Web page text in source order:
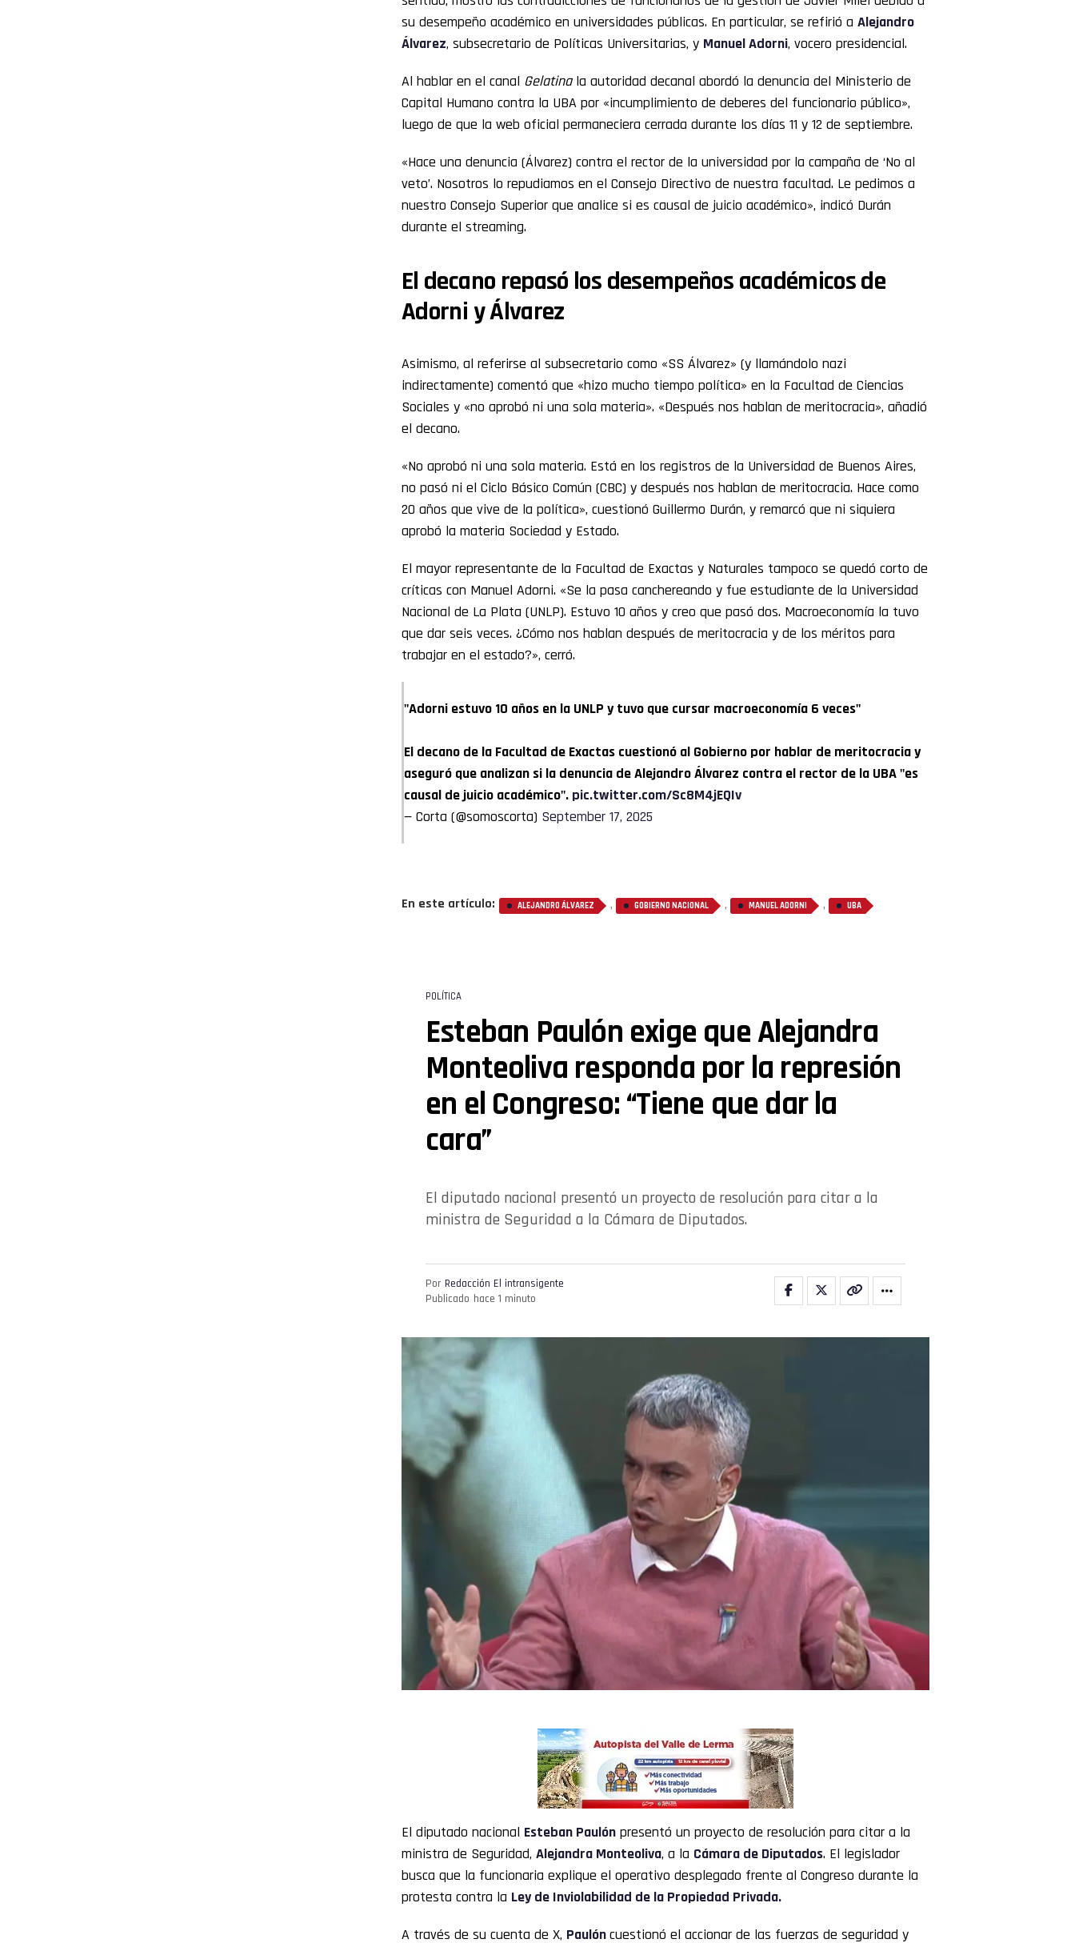
su desempeño académico en universidades públicas. En particular, se refirió a Alejandro
Álvarez, subsecretario de Políticas Universitarias, y Manuel Adorni, vocero presidencial.
Al hablar en el canal Gelatinala autoridad decanal abordó la denuncia del Ministerio de
Capital Humano contra la UBA por «incumplimiento de deberes del funcionario público»,
luego de que la web oficial permaneciera cerrada durante los días 11 y 12 de septiembre.
«Hace una denuncia (Álvarez) contra el rector de la universidad por la campaña de ‘No al
veto’. Nosotros lo repudiamos en el Consejo Directivo de nuestra facultad. Le pedimos a
nuestro Consejo Superior que analice si es causal de juicio académico», indicó Durán
durante el streaming.
El decano repasó los desempeños académicos de
Adorni y Álvarez
Asimismo, al referirse al subsecretario como «SS Álvarez» (y llamándolo nazi
indirectamente) comentó que «hizo mucho tiempo política» en la Facultad de Ciencias
Sociales y «no aprobó ni una sola materia». «Después nos hablan de meritocracia», añadió
el decano.
«No aprobó ni una sola materia. Está en los registros de la Universidad de Buenos Aires,
no pasó ni el Ciclo Básico Común (CBC) y después nos hablan de meritocracia. Hace como
20 años que vive de la política», cuestionó Guillermo Durán, y remarcó que ni siquiera
aprobó la materia Sociedad y Estado.
El mayor representante de la Facultad de Exactas y Naturales tampoco se quedó corto de
críticas con Manuel Adorni. «Se la pasa canchereando y fue estudiante de la Universidad
Nacional de La Plata (UNLP). Estuvo 10 años y creo que pasó dos. Macroeconomía la tuvo
que dar seis veces. ¿Cómo nos hablan después de meritocracia y de los méritos para
trabajar en el estado?», cerró.
"Adorni estuvo 10 años en la UNLP y tuvo que cursar macroeconomía 6 veces"
El decano de la Facultad de Exactas cuestionó al Gobierno por hablar de meritocracia y
aseguró que analizan si la denuncia de Alejandro Álvarez contra el rector de la UBA "es
causal de juicio académico". pic.twitter.com/Sc8M4jEQIv
— Corta (@somoscorta) September 17, 2025
En este artículo: ALEJANDRO ÁLVAREZ , GOBIERNO NACIONAL , MANUEL ADORNI , UBA
POLÍTICA
Esteban Paulón exige que Alejandra
Monteoliva responda por la represión
en el Congreso: “Tiene que dar la
cara”
El diputado nacional presentó un proyecto de resolución para citar a la
ministra de Seguridad a la Cámara de Diputados.
Por Redacción El intransigente
Publicado hace 1 minuto
El diputado nacional Esteban Paulón presentó un proyecto de resolución para citar a la
ministra de Seguridad, Alejandra Monteoliva, a la Cámara de Diputados. El legislador
busca que la funcionaria explique el operativo desplegado frente al Congreso durante la
protesta contra la Ley de Inviolabilidad de la Propiedad Privada.
A través de su cuenta de X, Paulóncuestionó el accionar de las fuerzas de seguridad y